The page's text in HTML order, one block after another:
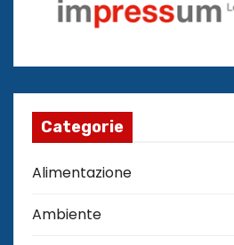
Categorie
Alimentazione
Ambiente